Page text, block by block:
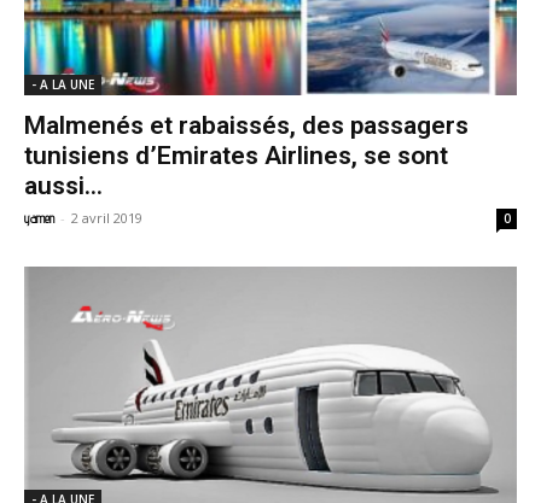
- A LA UNE
Malmenés et rabaissés, des passagers
tunisiens d’Emirates Airlines, se sont
aussi...
yamen - 2 avril 2019 0
- A LA UNE